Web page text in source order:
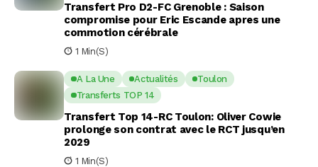
Transfert Pro D2-FC Grenoble : Saison
compromise pour Eric Escande apres une
commotion cérébrale
1 Min(s)
A La Une Actualités
Toulon
Transferts TOP 14
Transfert Top 14-RC Toulon: Oliver Cowie
prolonge son contrat avec le RCT jusqu’en
2029
1 Min(s)